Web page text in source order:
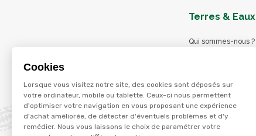
Cookies
Lorsque vous visitez notre site, des cookies sont déposés sur
votre ordinateur, mobile ou tablette. Ceux-ci nous permettent
d'optimiser votre navigation en vous proposant une expérience
d'achat améliorée, de détecter d'éventuels problèmes et d'y
remédier. Nous vous laissons le choix de paramétrer votre
Terres & Eaux
Qui sommes-nous ?
Nos services
Nos offres d'emploi
Catalogues en ligne